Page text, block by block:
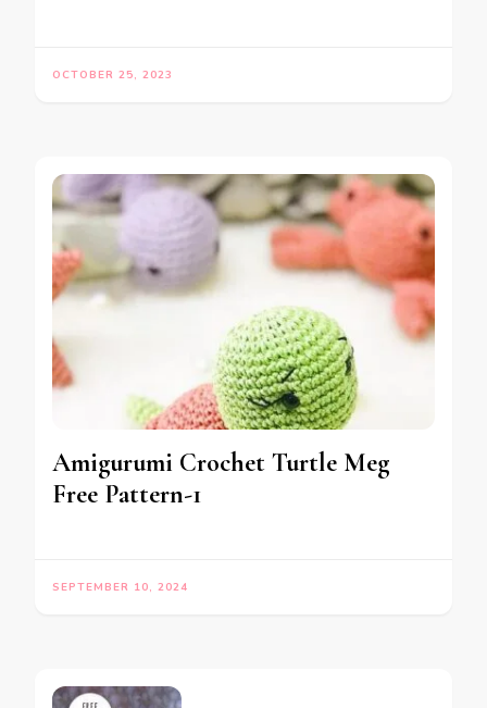
OCTOBER 25, 2023
Amigurumi Crochet Turtle Meg
Free Pattern-1
SEPTEMBER 10, 2024